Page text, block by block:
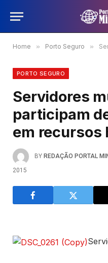
Home » Porto Seguro »
PORTO SEGURO
Servidores
participam
em recursos
BY REDAÇÃO PORTAL
2015